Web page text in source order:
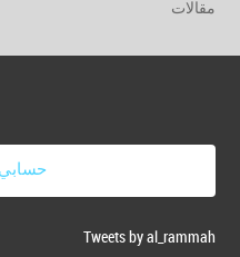
مقالات
حسابي
Tweets by al_rammah